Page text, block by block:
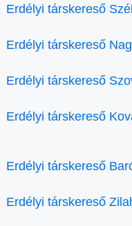
Erdélyi társkereső
Erdélyi társkereső
Erdélyi társkereső
Erdélyi társkereső
Erdélyi társkereső
Erdélyi társkereső